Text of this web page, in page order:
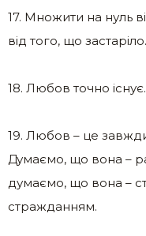
17. Множити на нуль
від того, що застаріло.
18. Любов точно існує.
19. Любов – це
Думаємо, що вона –
думаємо, що вона –
стражданням.